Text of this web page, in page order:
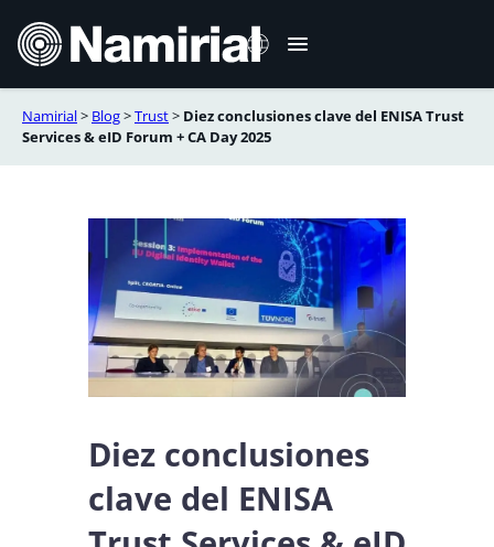
contenido
Italiano
Français
Română
Português
Namirial> Blog>Trust> Diez conclusiones clave del ENISA Trust
Services & eID Forum + CA Day 2025
Diez conclusiones
clave del ENISA